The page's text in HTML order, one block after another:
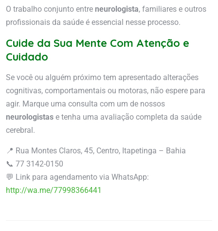
O trabalho conjunto entre neurologista, familiares e outros
profissionais da saúde é essencial nesse processo.
Cuide da Sua Mente Com Atenção e
Cuidado
Se você ou alguém próximo tem apresentado alterações
cognitivas, comportamentais ou motoras, não espere para
agir. Marque uma consulta com um de nossos
neurologistas e tenha uma avaliação completa da saúde
cerebral.
📍 Rua Montes Claros, 45, Centro, Itapetinga – Bahia
📞 77 3142-0150
💬 Link para agendamento via WhatsApp:
http://wa.me/77998366441